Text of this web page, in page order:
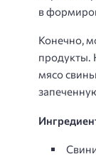
в
Конечно,
продукты.
мясо